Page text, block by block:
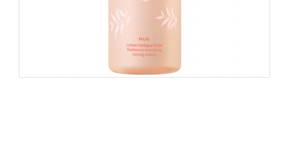
Payot Nue attīrošas putas 150ml
34,99€
Payot Nue attīrošs micelārais
ūdens sejai un acīm 100ml